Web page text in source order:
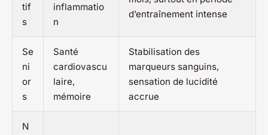
tif
s
inflammatio
n
d’entraînement intense
Se
ni
or
s
Santé
cardiovascu
laire,
mémoire
Stabilisation des
marqueurs sanguins,
sensation de lucidité
accrue
N